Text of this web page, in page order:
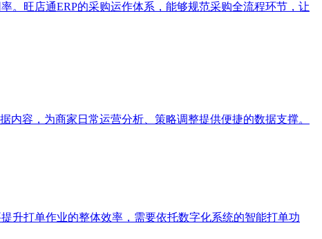
。旺店通ERP的采购运作体系，能够规范采购全流程环节，让
容，为商家日常运营分析、策略调整提供便捷的数据支撑。
升打单作业的整体效率，需要依托数字化系统的智能打单功